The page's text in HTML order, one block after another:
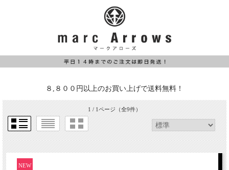
８,８００円以上のお買い上げで送料無料！
1 / 1ページ（全9件）
NEW